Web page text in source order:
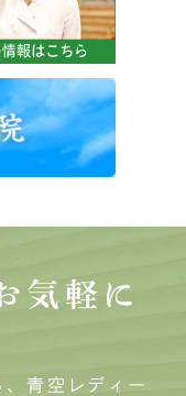
気軽に
青空レディー